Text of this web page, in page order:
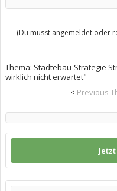
(Du musst angemeldet oder
Thema: Städtebau-Strategie
wirklich nicht erwartet"
< Previous